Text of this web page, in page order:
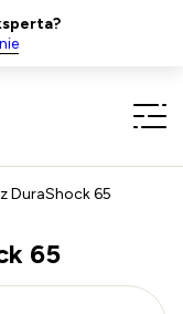
DuraShock 65
65